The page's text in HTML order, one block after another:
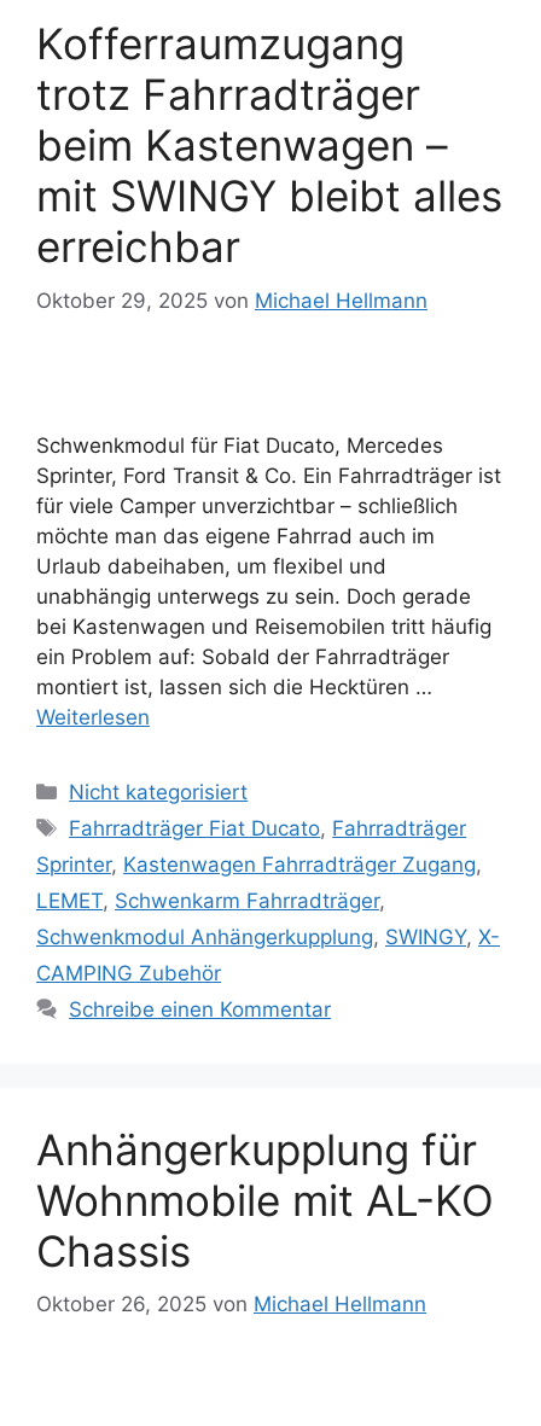
Kofferraumzugang
trotz Fahrradträger
beim Kastenwagen –
mit SWINGY bleibt alles
erreichbar
Oktober 29, 2025 von Michael Hellmann
Schwenkmodul für Fiat Ducato, Mercedes
Sprinter, Ford Transit & Co. Ein Fahrradträger ist
für viele Camper unverzichtbar – schließlich
möchte man das eigene Fahrrad auch im
Urlaub dabeihaben, um flexibel und
unabhängig unterwegs zu sein. Doch gerade
bei Kastenwagen und Reisemobilen tritt häufig
ein Problem auf: Sobald der Fahrradträger
montiert ist, lassen sich die Hecktüren …
Weiterlesen
Kategorien
Nicht kategorisiert
Schlagwörter
Fahrradträger Fiat Ducato, Fahrradträger
Sprinter, Kastenwagen Fahrradträger Zugang,
LEMET, Schwenkarm Fahrradträger,
Schwenkmodul Anhängerkupplung, SWINGY, X-
CAMPING Zubehör
Schreibe einen Kommentar
Anhängerkupplung für
Wohnmobile mit AL-KO
Chassis
Oktober 26, 2025 von Michael Hellmann